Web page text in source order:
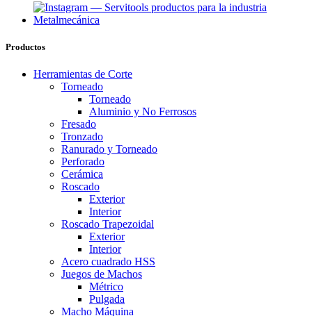
Productos
Herramientas de Corte
Torneado
Torneado
Aluminio y No Ferrosos
Fresado
Tronzado
Ranurado y Torneado
Perforado
Cerámica
Roscado
Exterior
Interior
Roscado Trapezoidal
Exterior
Interior
Acero cuadrado HSS
Juegos de Machos
Métrico
Pulgada
Macho Máquina